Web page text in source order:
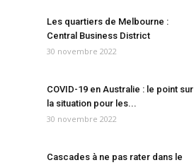
Les quartiers de Melbourne :
Central Business District
30 novembre 2022
COVID-19 en Australie : le point sur
la situation pour les...
30 novembre 2022
Cascades à ne pas rater dans le